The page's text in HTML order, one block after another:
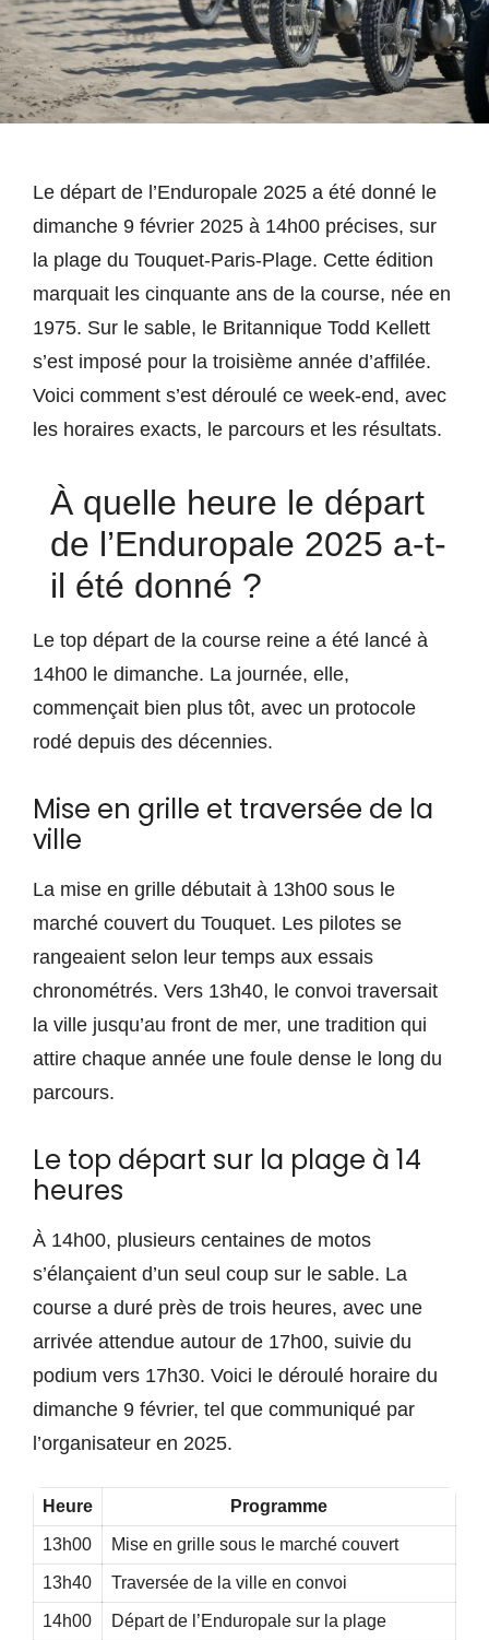
Le départ de l’Enduropale 2025 a été donné le
dimanche 9 février 2025 à 14h00 précises, sur
la plage du Touquet-Paris-Plage. Cette édition
marquait les cinquante ans de la course, née en
1975. Sur le sable, le Britannique Todd Kellett
s’est imposé pour la troisième année d’affilée.
Voici comment s’est déroulé ce week-end, avec
les horaires exacts, le parcours et les résultats.
À quelle heure le départ
de l’Enduropale 2025 a-t-
il été donné ?
Le top départ de la course reine a été lancé à
14h00 le dimanche. La journée, elle,
commençait bien plus tôt, avec un protocole
rodé depuis des décennies.
Mise en grille et traversée de la
ville
La mise en grille débutait à 13h00 sous le
marché couvert du Touquet. Les pilotes se
rangeaient selon leur temps aux essais
chronométrés. Vers 13h40, le convoi traversait
la ville jusqu’au front de mer, une tradition qui
attire chaque année une foule dense le long du
parcours.
Le top départ sur la plage à 14
heures
À 14h00, plusieurs centaines de motos
s’élançaient d’un seul coup sur le sable. La
course a duré près de trois heures, avec une
arrivée attendue autour de 17h00, suivie du
podium vers 17h30. Voici le déroulé horaire du
dimanche 9 février, tel que communiqué par
l’organisateur en 2025.
Heure Programme
13h00 Mise en grille sous le marché couvert
13h40 Traversée de la ville en convoi
14h00 Départ de l’Enduropale sur la plage